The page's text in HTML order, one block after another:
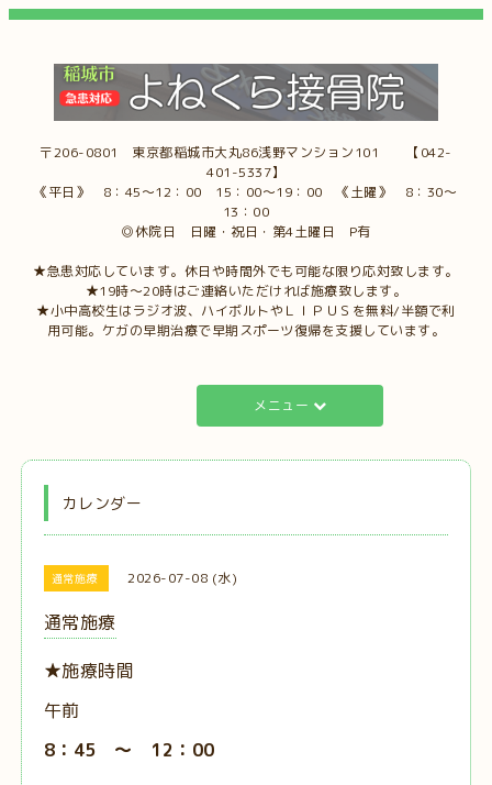
〒206-0801 東京都稲城市大丸86浅野マンション101 【042-
401-5337】
《平日》 8：45～12：00 15：00～19：00 《土曜》 8：30～
13：00
◎休院日 日曜・祝日・第4土曜日 P有
★急患対応しています。休日や時間外でも可能な限り応対致します。
★19時～20時はご連絡いただければ施療致します。
★小中高校生はラジオ波、ハイボルトやＬＩＰＵＳを無料/半額で利
用可能。ケガの早期治療で早期スポーツ復帰を支援しています。
メニュー
カレンダー
通常施療 2026-07-08 (水)
通常施療
★施療時間
午前
8：45 ～ 12：00